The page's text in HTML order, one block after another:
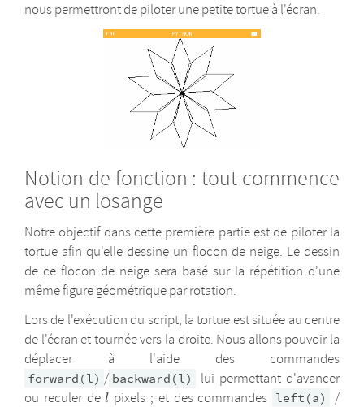
nous permettront de piloter une petite tortue à l'écran.
Notion de fonction : tout commence
avec un losange
Notre objectif dans cette première partie est de piloter la
tortue afin qu'elle dessine un flocon de neige. Le dessin
de ce flocon de neige sera basé sur la répétition d'une
même figure géométrique par rotation.
Lors de l'exécution du script, la tortue est située au centre
de l'écran et tournée vers la droite. Nous allons pouvoir la
déplacer à l'aide des commandes
forward(l) / backward(l)
lui permettant d'avancer
ou reculer del
l pixels ; et des commandes left(a) /